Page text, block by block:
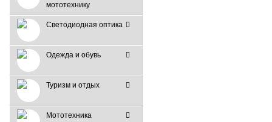
мототехнику
Светодиодная оптика
Одежда и обувь
Туризм и отдых
Мототехника